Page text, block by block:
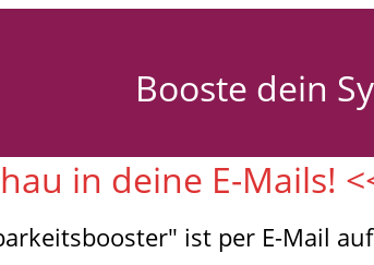
Booste dein
in deine E-Mails!
ist per E-Mail